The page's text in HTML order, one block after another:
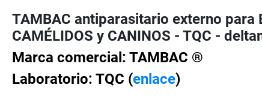
TAMBAC antiparasitario externo para
CAMÉLIDOS y CANINOS - TQC -
Marca comercial: TAMBAC ®
Laboratorio: TQC (enlace)